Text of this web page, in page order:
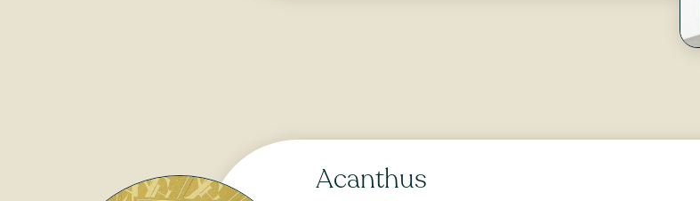
Acanthus